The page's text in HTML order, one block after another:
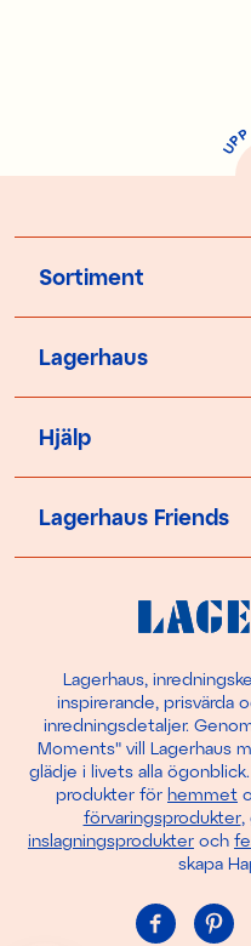
U
P
P
Sortiment
Lagerhaus
Hjälp
Lagerhaus Friends
Lagerhaus,
inspirerande, prisvärda
inredningsdetaljer.
Moments" vill Lagerhaus
glädje i livets alla
produkter för hemmet
förvaringsprodukter,
inslagningsprodukter och
skapa